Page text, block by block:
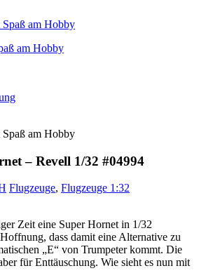
am Hobby
– Revell 1/32 #04994
Flugzeuge, Flugzeuge 1:32
Zeit eine Super Hornet in 1/32
dass damit eine Alternative zu
„E“ von Trumpeter kommt. Die
für Enttäuschung. Wie sieht es nun mit